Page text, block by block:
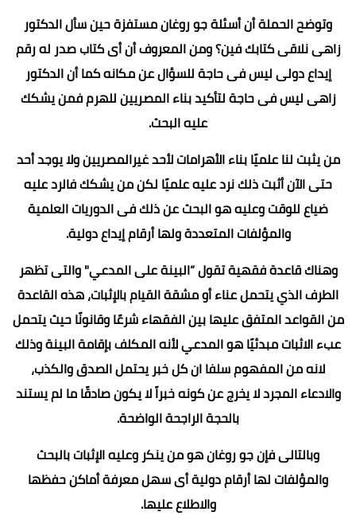
وتوضح الحملة أن أسئلة جو روغان مستفزة حين سأل الدكتور
زاهى نلاقى كتابك فين؟ ومن المعروف أن أى كتاب صدر له رقم
إيداع دولى ليس فى حاجة للسؤال عن مكانه كما أن الدكتور
زاهى ليس فى حاجة لتأكيد بناء المصريين للهرم فمن يشكك
عليه البحث.
من يثبت لنا علميًا بناء الأهرامات لأحد غيرالمصريين ولا يوجد أحد
حتى الآن أثبت ذلك نرد عليه علميًا لكن من يشكك فالرد عليه
ضياع للوقت وعليه هو البحث عن ذلك فى الدوريات العلمية
والمؤلفات المتعددة ولها أرقام إيداع دولية.
وهناك قاعدة فقهية تقول “البينة على المدعي" والتى تظهر
الطرف الذي يتحمل عناء أو مشقة القيام بالإثبات، هذه القاعدة
من القواعد المتفق عليها بين الفقهاء شرعًا وقانونًا حيث يتحمل
عبء الاثبات مبدئيًا هو المدعي لأنه المكلف بإقامة البينة وذلك
لانه من المفهوم سلفا ان كل خبر يحتمل الصدق والكذب،
والادعاء المجرد لا يخرج عن كونه خبراً لا يكون صادقًا ما لم يستند
بالحجة الراجحة الواضحة.
وبالتالى فإن جو روغان هو من ينكر وعليه الإثبات بالبحث
والمؤلفات لها أرقام دولية أى سهل معرفة أماكن حفظها
والاطلاع عليها.